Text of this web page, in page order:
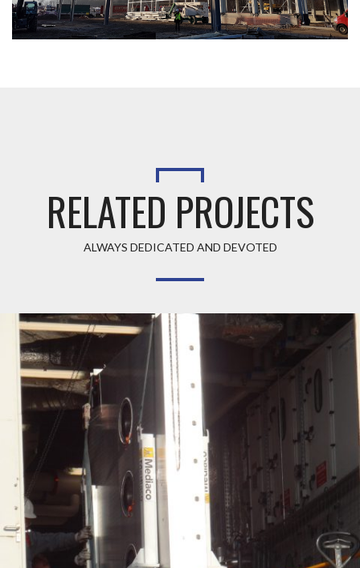
RELATED PROJECTS
ALWAYS DEDICATED AND DEVOTED